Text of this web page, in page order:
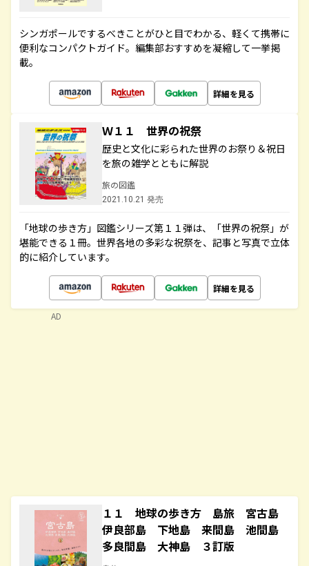
シンガポールでするべきことがひと目でわかる、軽くて携帯に
便利なコンパクトガイド。編集部おすすめを凝縮して一挙掲
載。
詳細を見る
Ｗ１１ 世界の祝祭
歴史と文化に彩られた世界のお祭り＆祝日
を旅の雑学とともに解説
旅の図鑑
2021.10.21 発売
「地球の歩き方」図鑑シリーズ第１１弾は、「世界の祝祭」が
堪能できる１冊。世界各地の多彩な祝祭を、記事と写真で立体
的に紹介しています。
詳細を見る
１１ 地球の歩き方 島旅 宮古島
伊良部島 下地島 来間島 池間島
多良間島 大神島 ３訂版
AD